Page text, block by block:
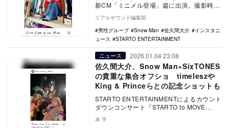
新CM「ミニメル登場」篇に出演。撮影時の
オフショットを自身のInstagramに投稿…
リアルサウンド編集部
男性グループ
Snow Man 佐久間大介
インスタニ
ュース
STARTO ENTERTAINMENT
ニュース 2026.01.04 23:08
佐久間大介、Snow Man×SixTONES
の貴重な集合オフショ timeleszや
King & Princeらとの記念ショットも
STARTO ENTERTAINMENTによるカウント
ダウンコンサート『STARTO to MOVE
COUNTDOWN CON…
本 手